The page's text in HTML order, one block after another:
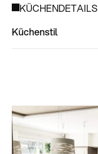
KÜCHENDETAILS
Küchenstil